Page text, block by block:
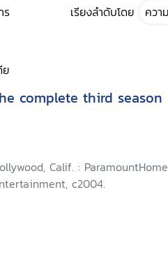
ร เรียงลำดับโดย
complete third season
Calif. : ParamountHome
c2004.